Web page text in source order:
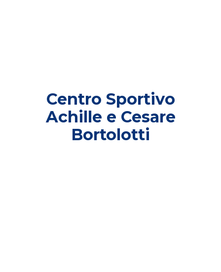
Centro Sportivo
Achille e Cesare
Bortolotti